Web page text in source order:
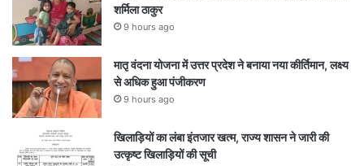
शर्मिला ठाकुर
9 hours ago
मातृ वंदना योजना में उत्तर प्रदेश ने बनाया नया कीर्तिमान, लक्ष्य
से अधिक हुआ पंजीकरण
9 hours ago
खिलाड़ियों का लंबा इंतजार खत्म, राज्य शासन ने जारी की
उत्कृष्ट खिलाड़ियों की सूची